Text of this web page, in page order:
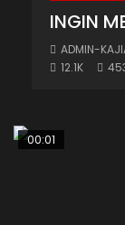
INGIN
ADMIN-
12.1K
00:01